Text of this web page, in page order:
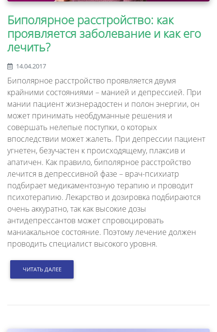
Биполярное расстройство: как
проявляется заболевание и как его
лечить?
14.04.2017
Биполярное расстройство проявляется двумя
крайними состояниями – манией и депрессией. При
мании пациент жизнерадостен и полон энергии, он
может принимать необдуманные решения и
совершать нелепые поступки, о которых
впоследствии может жалеть. При депрессии пациент
угнетен, безучастен к происходящему, плаксив и
апатичен. Как правило, биполярное расстройство
лечится в депрессивной фазе – врач-психиатр
подбирает медикаментозную терапию и проводит
психотерапию. Лекарство и дозировка подбираются
очень аккуратно, так как высокие дозы
антидепрессантов может спровоцировать
маниакальное состояние. Поэтому лечение должен
проводить специалист высокого уровня.
ЧИТАТЬ ДАЛЕЕ